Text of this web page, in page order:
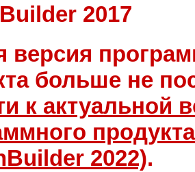
2017
версия
больше не
к актуальной
продукта
2022).